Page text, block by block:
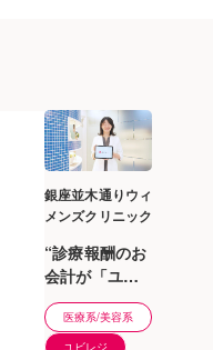
銀座並木通りウィ
メンズクリニック
“診療報酬のお
会計が「ユビ
レジ」で非常
にスムーズに
医療系/美容系
ユビレジ